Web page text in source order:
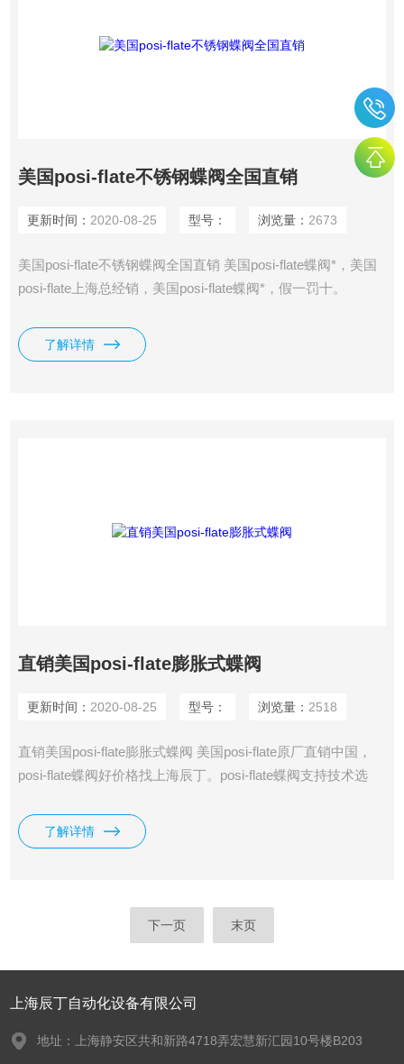
美国posi-flate不锈钢蝶阀全国直销
更新时间： 2020-08-25 型号： 浏览量： 2673
美国posi-flate不锈钢蝶阀全国直销 美国posi-flate蝶阀*，美国
posi-flate上海总经销，美国posi-flate蝶阀*，假一罚十。
了解详情
直销美国posi-flate膨胀式蝶阀
更新时间： 2020-08-25 型号： 浏览量： 2518
直销美国posi-flate膨胀式蝶阀 美国posi-flate原厂直销中国，
posi-flate蝶阀好价格找上海辰丁。posi-flate蝶阀支持技术选
了解详情
下一页 末页
上海辰丁自动化设备有限公司
地址：上海静安区共和新路4718弄宏慧新汇园10号楼B203